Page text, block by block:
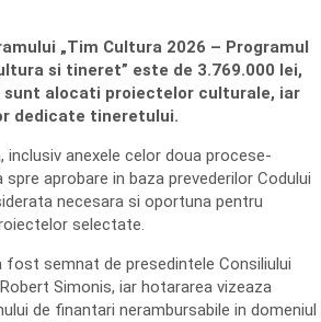
„Tim Cultura 2026 – Programul
si tineret” este de 3.769.000 lei,
sunt alocati proiectelor culturale, iar
dedicate tineretului.
anexele celor doua procese-
aprobare in baza prevederilor Codului
necesara si oportuna pentru
selectate.
fost semnat de presedintele Consiliului
Simonis, iar hotararea vizeaza
de finantari nerambursabile in domeniul